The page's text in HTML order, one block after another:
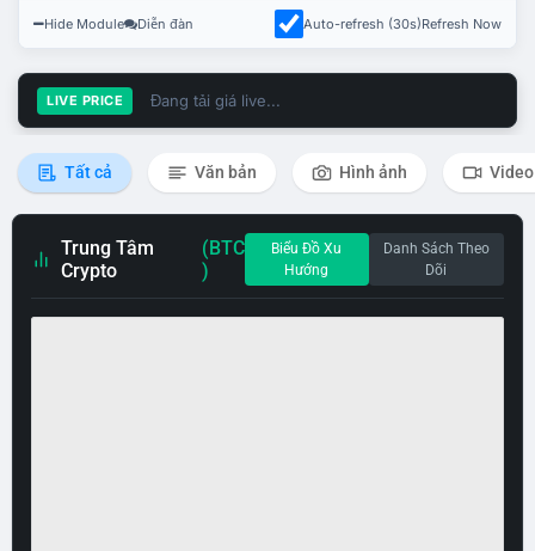
Hide Module Diễn đàn Auto-refresh (30s)Refresh Now
LIVE PRICE Đang tải giá live...
Tất cả Văn bản Hình ảnh Video
Trung Tâm
Crypto
(BTC
)
Biểu Đồ Xu
Hướng
Danh Sách Theo
Dõi